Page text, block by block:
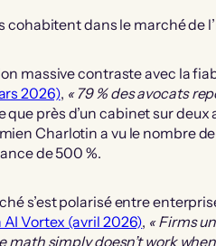
cohabitent dans le marché de
massive contraste avec la
2026), « 79 % des avocats
que près d’un cabinet sur
Charlotin a vu le nombre
de 500 %.
s’est polarisé entre
AI Vortex (avril 2026), « Firms
math simply doesn’t work